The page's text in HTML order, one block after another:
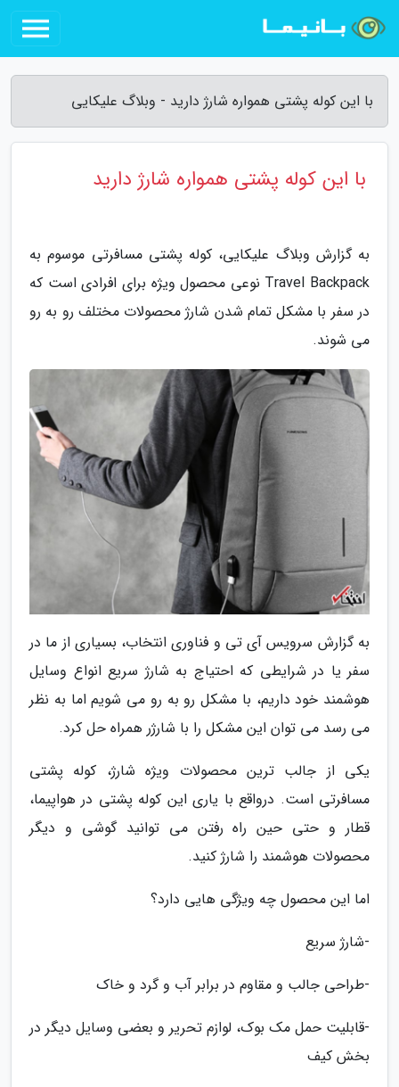
با این کوله پشتی همواره شارژ دارید - وبلاگ علیکایی
با این کوله پشتی همواره شارژ دارید
به گزارش وبلاگ علیکایی، کوله پشتی مسافرتی موسوم به
Travel Backpack نوعی محصول ویژه برای افرادی است که
در سفر با مشکل تمام شدن شارژ محصولات مختلف رو به رو
می شوند.
به گزارش سرویس آی تی و فناوری انتخاب، بسیاری از ما در
سفر یا در شرایطی که احتیاج به شارژ سریع انواع وسایل
هوشمند خود داریم، با مشکل رو به رو می شویم اما به نظر
می رسد می توان این مشکل را با شارژر همراه حل کرد.
یکی از جالب ترین محصولات ویژه شارژ، کوله پشتی
مسافرتی است. درواقع با یاری این کوله پشتی در هواپیما،
قطار و حتی حین راه رفتن می توانید گوشی و دیگر
محصولات هوشمند را شارژ کنید.
اما این محصول چه ویژگی هایی دارد؟
-شارژ سریع
-طراحی جالب و مقاوم در برابر آب و گرد و خاک
-قابلیت حمل مک بوک، لوازم تحریر و بعضی وسایل دیگر در
بخش کیف